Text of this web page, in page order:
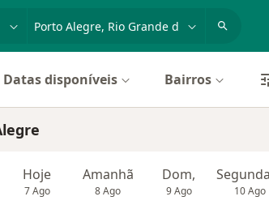
Datas disponíveis Bairros
Hoje
7 Ago
Amanhã
8 Ago
Dom,
9 Ago 10 Ago